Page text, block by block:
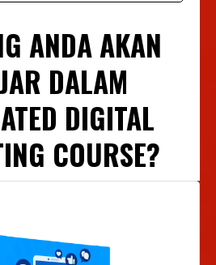
ANDA AKAN
DALAM
DIGITAL
COURSE?